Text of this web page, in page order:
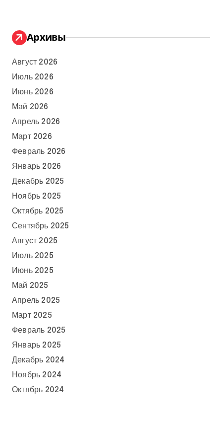
Архивы
Август 2026
Июль 2026
Июнь 2026
Май 2026
Апрель 2026
Март 2026
Февраль 2026
Январь 2026
Декабрь 2025
Ноябрь 2025
Октябрь 2025
Сентябрь 2025
Август 2025
Июль 2025
Июнь 2025
Май 2025
Апрель 2025
Март 2025
Февраль 2025
Январь 2025
Декабрь 2024
Ноябрь 2024
Октябрь 2024